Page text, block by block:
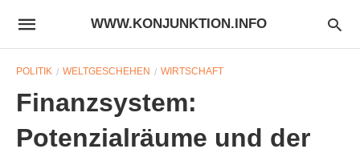
WWW.KONJUNKTION.INFO
POLITIK WELTGESCHEHEN WIRTSCHAFT
Finanzsystem:
Potenzialräume und der